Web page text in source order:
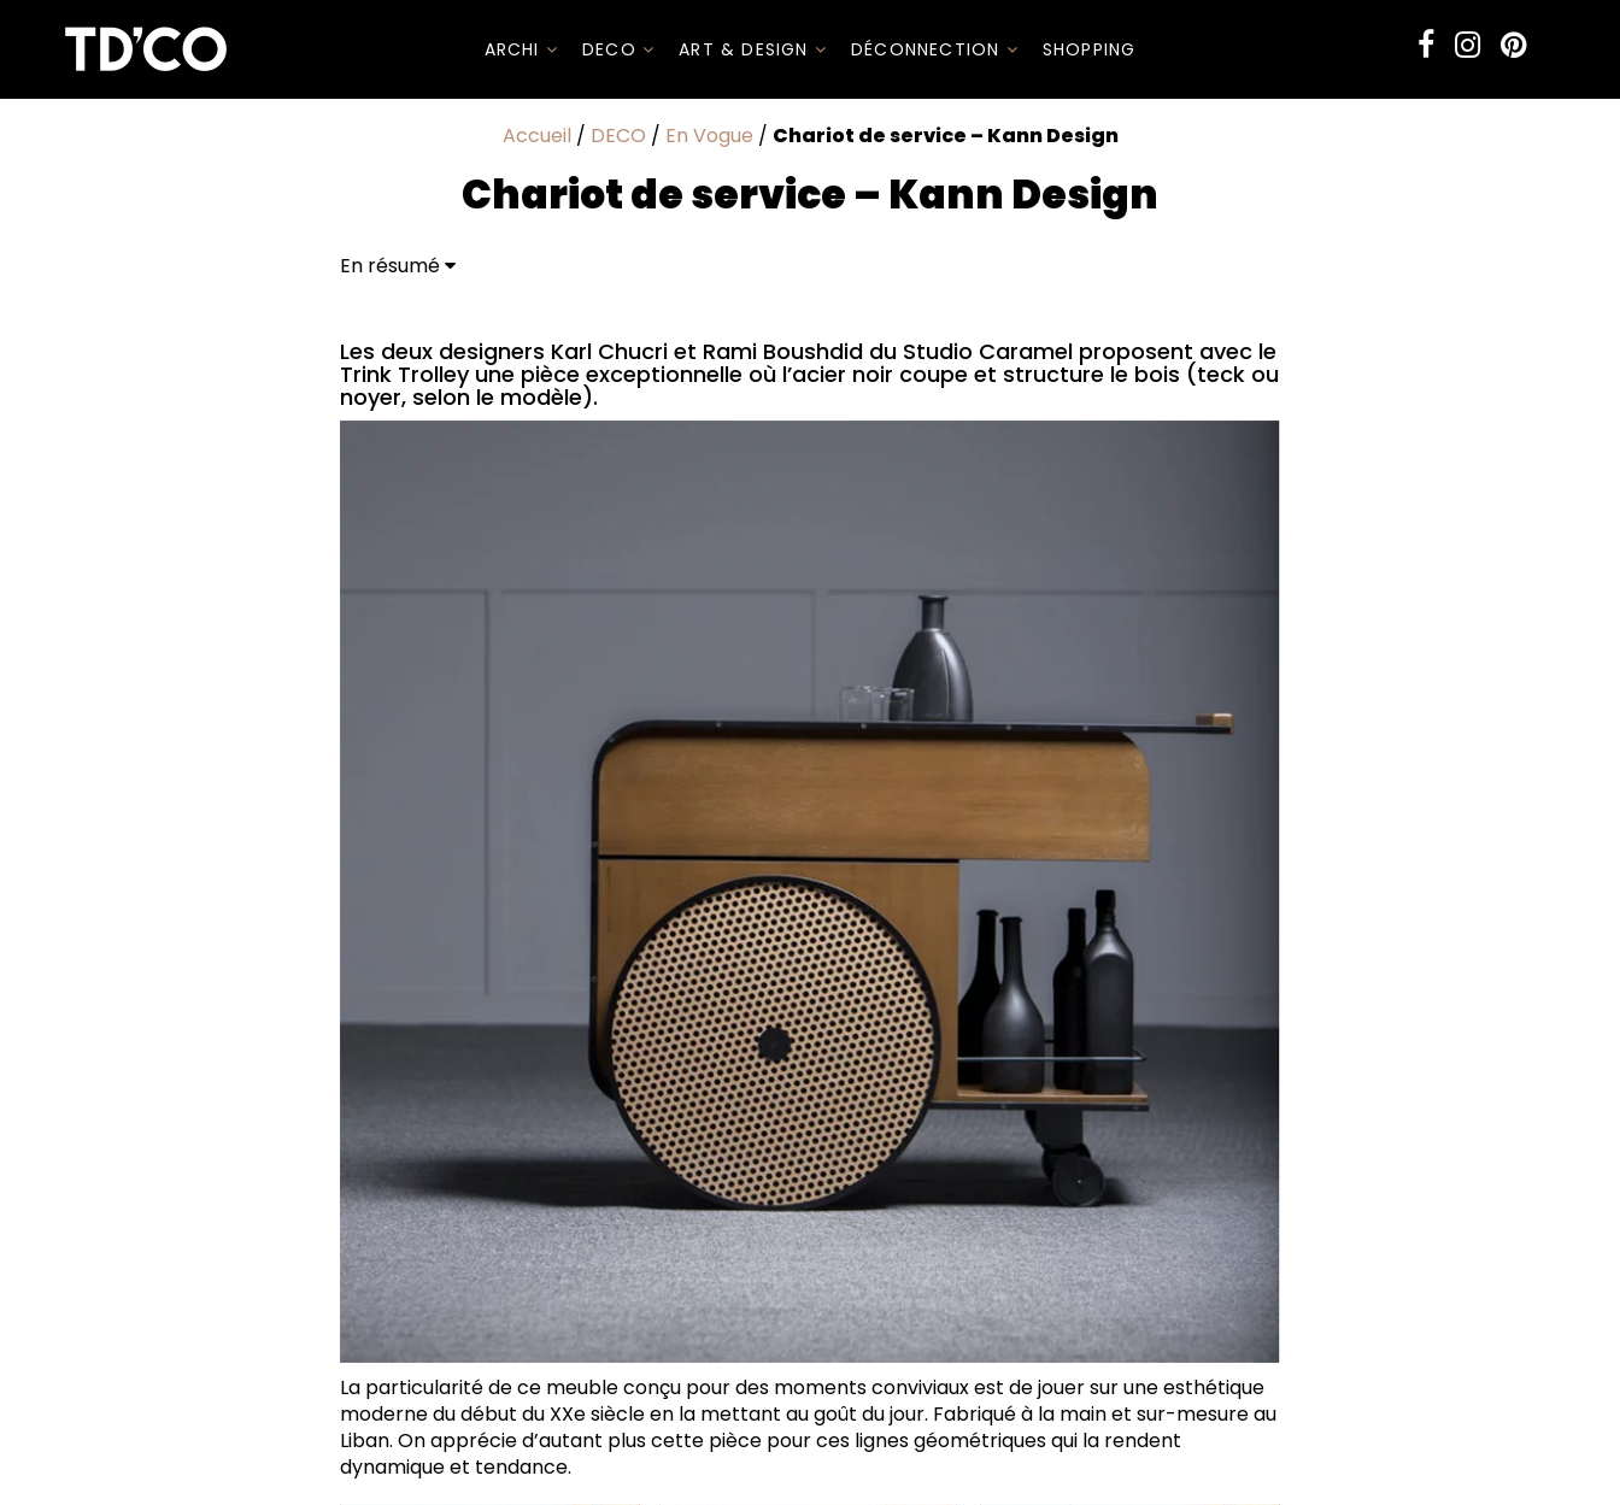
ARCHI DECO ART & DESIGN DÉCONNECTION SHOPPING
Accueil / DECO / En Vogue / Chariot de service – Kann Design
Chariot de service – Kann Design
En résumé
Les deux designers Karl Chucri et Rami Boushdid du Studio Caramel proposent avec le
Trink Trolley une pièce exceptionnelle où l’acier noir coupe et structure le bois (teck ou
noyer, selon le modèle).
La particularité de ce meuble conçu pour des moments conviviaux est de jouer sur une esthétique
moderne du début du XXe siècle en la mettant au goût du jour. Fabriqué à la main et sur-mesure au
Liban. On apprécie d’autant plus cette pièce pour ces lignes géométriques qui la rendent
dynamique et tendance.